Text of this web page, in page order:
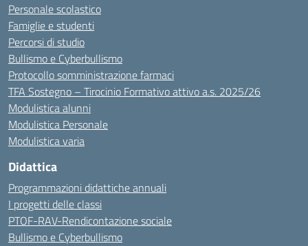
Personale scolastico
Famiglie e studenti
Percorsi di studio
Bullismo e Cyberbullismo
Protocollo somministrazione farmaci
TFA Sostegno – Tirocinio Formativo attivo a.s. 2025/26
Modulistica alunni
Modulistica Personale
Modulistica varia
Didattica
Programmazioni didattiche annuali
I progetti delle classi
PTOF-RAV-Rendicontazione sociale
Bullismo e Cyberbullismo